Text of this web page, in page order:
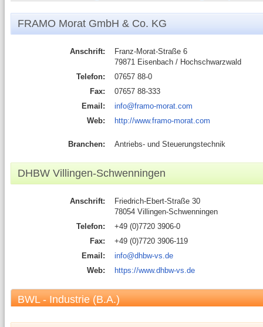
FRAMO Morat GmbH & Co. KG
Anschrift:
Franz-Morat-Straße 6
79871 Eisenbach / Hochschwarzwald
Telefon:
07657 88-0
Fax:
07657 88-333
Email:
info@framo-morat.com
Web:
http://www.framo-morat.com
Branchen: Antriebs- und Steuerungstechnik
DHBW Villingen-Schwenningen
Anschrift:
Friedrich-Ebert-Straße 30
78054 Villingen-Schwenningen
Telefon:
+49 (0)7720 3906-0
Fax:
+49 (0)7720 3906-119
Email:
info@dhbw-vs.de
Web:
https://www.dhbw-vs.de
BWL - Industrie (B.A.)